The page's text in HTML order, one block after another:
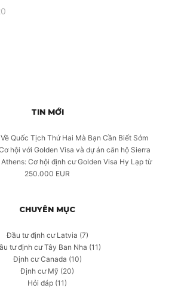
TIN MỚI
Quốc Tịch Thứ Hai Mà Bạn Cần Biết Sớm
hội với Golden Visa và dự án căn hộ Sierra
Cơ hội định cư Golden Visa Hy Lạp từ
250.000 EUR
CHUYÊN MỤC
Đầu tư định cư Latvia (7)
tư định cư Tây Ban Nha (11)
Định cư Canada (10)
Định cư Mỹ (20)
Hỏi đáp (11)